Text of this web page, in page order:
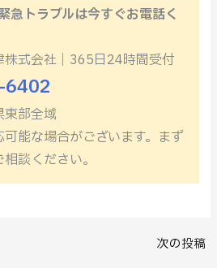
急トラブルは今すぐお電話く
株式会社｜365日24時間受付
東部全域
能な場合がございます。まず
談ください。
次の投稿